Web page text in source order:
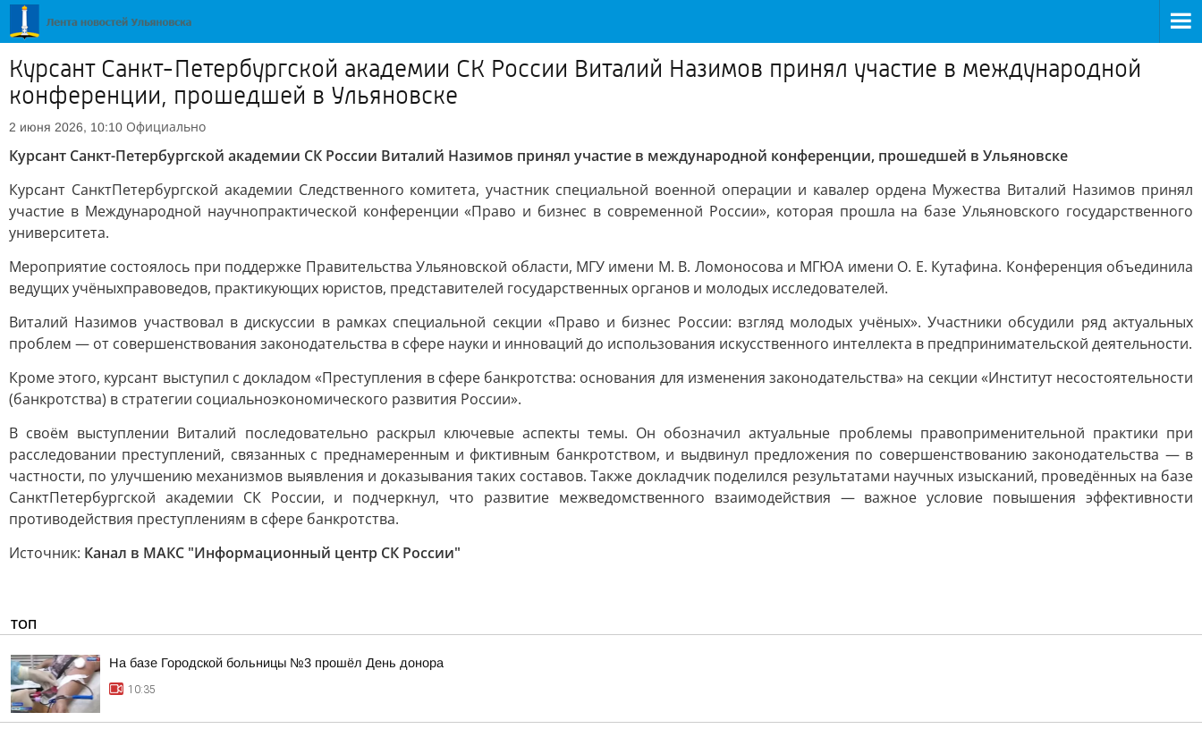
Курсант Санкт-Петербургской академии СК России Виталий Назимов принял участие в международной
конференции, прошедшей в Ульяновске
2 июня 2026, 10:10 Официально
Курсант Санкт-Петербургской академии СК России Виталий Назимов принял участие в международной конференции, прошедшей в Ульяновске
Курсант СанктПетербургской академии Следственного комитета, участник специальной военной операции и кавалер ордена Мужества Виталий Назимов принял
участие в Международной научнопрактической конференции «Право и бизнес в современной России», которая прошла на базе Ульяновского государственного
университета.
Мероприятие состоялось при поддержке Правительства Ульяновской области, МГУ имени М. В. Ломоносова и МГЮА имени О. Е. Кутафина. Конференция объединила
ведущих учёныхправоведов, практикующих юристов, представителей государственных органов и молодых исследователей.
Виталий Назимов участвовал в дискуссии в рамках специальной секции «Право и бизнес России: взгляд молодых учёных». Участники обсудили ряд актуальных
проблем — от совершенствования законодательства в сфере науки и инноваций до использования искусственного интеллекта в предпринимательской деятельности.
Кроме этого, курсант выступил с докладом «Преступления в сфере банкротства: основания для изменения законодательства» на секции «Институт несостоятельности
(банкротства) в стратегии социальноэкономического развития России».
В своём выступлении Виталий последовательно раскрыл ключевые аспекты темы. Он обозначил актуальные проблемы правоприменительной практики при
расследовании преступлений, связанных с преднамеренным и фиктивным банкротством, и выдвинул предложения по совершенствованию законодательства — в
частности, по улучшению механизмов выявления и доказывания таких составов. Также докладчик поделился результатами научных изысканий, проведённых на базе
СанктПетербургской академии СК России, и подчеркнул, что развитие межведомственного взаимодействия — важное условие повышения эффективности
противодействия преступлениям в сфере банкротства.
Источник: Канал в МАКС "Информационный центр СК России"
ТОП
На базе Городской больницы №3 прошёл День донора
10:35